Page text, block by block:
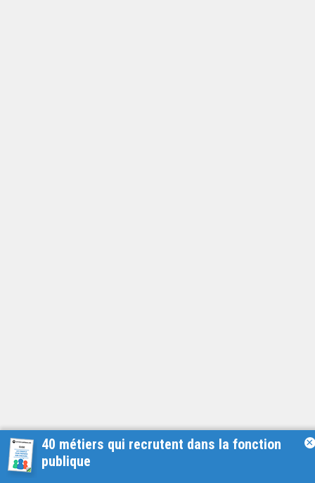
40 métiers qui recrutent dans la fonction
publique
×